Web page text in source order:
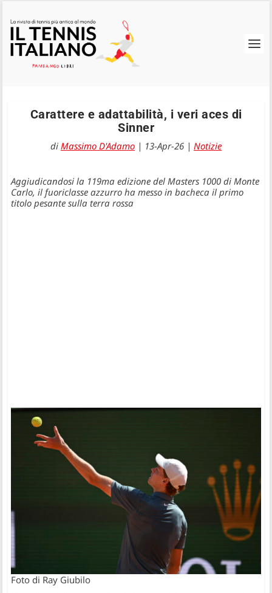
Carattere e adattabilità, i veri aces di
Sinner
di Massimo D'Adamo | 13-Apr-26 | Notizie
Aggiudicandosi la 119ma edizione del Masters 1000 di Monte
Carlo, il fuoriclasse azzurro ha messo in bacheca il primo
titolo pesante sulla terra rossa
Foto di Ray Giubilo